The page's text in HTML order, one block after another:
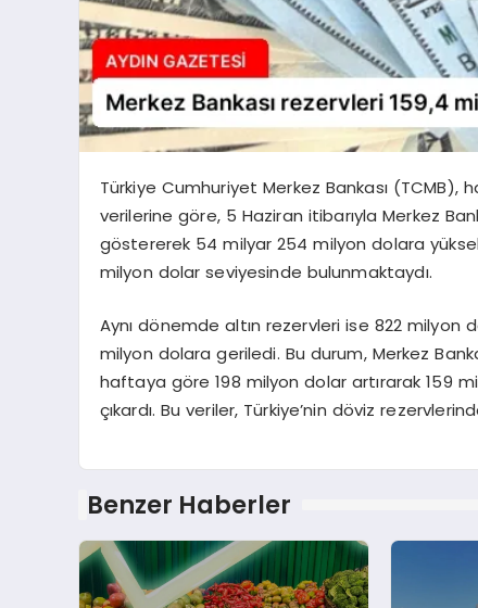
Türkiye Cumhuriyet Merkez Bankası (TCMB),
verilerine göre, 5 Haziran itibarıyla Merkez
göstererek 54 milyar 254 milyon dolara
milyon dolar seviyesinde bulunmaktaydı.
Aynı dönemde altın rezervleri ise 822 milyon
milyon dolara geriledi. Bu durum, Merkez
haftaya göre 198 milyon dolar artırarak 159
çıkardı. Bu veriler, Türkiye’nin döviz
Benzer Haberler